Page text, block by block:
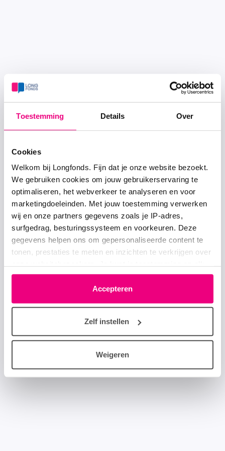
Toestemming Details Over
Cookies
Welkom bij Longfonds. Fijn dat je onze website bezoekt.
We gebruiken cookies om jouw gebruikerservaring te
optimaliseren, het webverkeer te analyseren en voor
marketingdoeleinden. Met jouw toestemming verwerken
wij en onze partners gegevens zoals je IP-adres,
surfgedrag, besturingssysteem en voorkeuren. Deze
gegevens helpen ons om gepersonaliseerde content te
tonen, prestaties te meten en inzichten te verkrijgen over
moment wijzigen of intrekken via het cookie-icoontje
linksonder elke pagina. De lijst met partners is te vinden
in het tabblad “details”.
Accepteren
Zelf instellen
Weigeren